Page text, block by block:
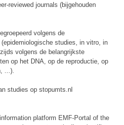
reviewed journals (bijgehouden
volgens de
studies, in vitro, in
volgens de belangrijkste
op het DNA, op de reproductie, op
...).
studies op stopumts.nl
platform EMF-Portal of the